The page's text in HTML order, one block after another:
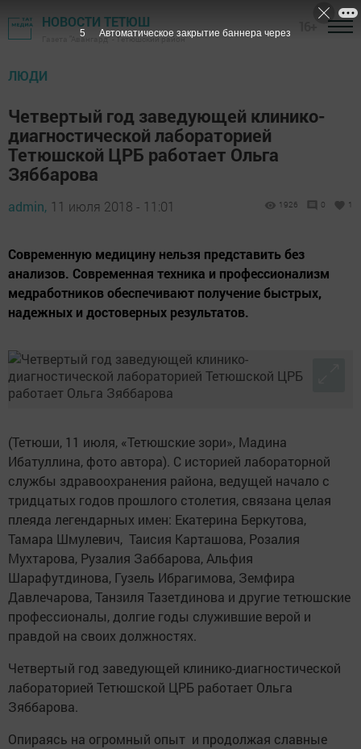
НОВОСТИ ТЕТЮШ
Газета "Авангард" - Тетюшский район
ЛЮДИ
Четвертый год заведующей клинико-
диагностической лабораторией
Тетюшской ЦРБ работает Ольга
Зяббарова
admin, 11 июля 2018 - 11:01 1926 0 1
Современную медицину нельзя представить без
анализов. Современная техника и профессионализм
медработников обеспечивают получение быстрых,
надежных и достоверных результатов.
(Тетюши, 11 июля, «Тетюшские зори», Мадина
Ибатуллина, фото автора). С историей лабораторной
службы здравоохранения района, ведущей начало с
тридцатых годов прошлого столетия, связана целая
плеяда легендарных имен: Екатерина Беркутова,
Тамара Шмулевич, Таисия Карташова, Розалия
Мухтарова, Рузалия Заббарова, Альфия
Шарафутдинова, Гузель Ибрагимова, Земфира
Давлечарова, Танзиля Тазетдинова и другие тетюшские
профессионалы, долгие годы служившие верой и
правдой на своих должностях.
Четвертый год заведующей клинико-диагностической
лабораторией Тетюшской ЦРБ работает Ольга
Зяббарова.
Опираясь на огромный опыт и продолжая славные
4 Автоматическое закрытие баннера через